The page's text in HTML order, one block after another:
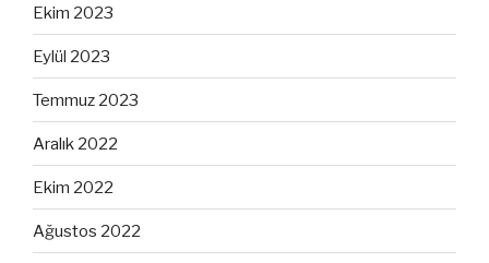
Ekim 2023
Eylül 2023
Temmuz 2023
Aralık 2022
Ekim 2022
Ağustos 2022